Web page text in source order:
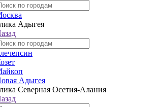
Адыгея
Адыгея
Северная Осетия-Алания